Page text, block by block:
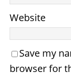
Website
Save my
browser for